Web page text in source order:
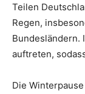
Teilen
Regen,
Bundesländern.
auftreten,
Die